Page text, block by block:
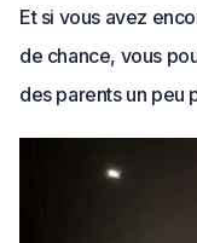
Et si vous avez
de chance, vous
des parents un peu